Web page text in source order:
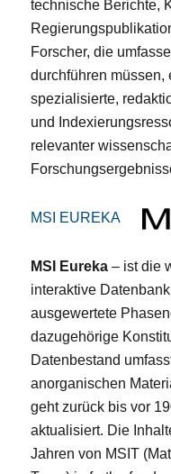
technische Berichte,
Forscher, die
durchführen
spezialisierte,
und
relevanter
MSI EUREKA
MSI Eureka – ist die
interaktive
ausgewertete
dazugehörige
Datenbestand
anorganischen
geht zurück bis vor
aktualisiert. Die
Jahren von MSIT